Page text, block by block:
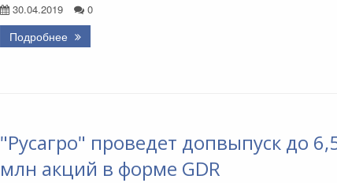
30.04.2019 0
Подробнее
"Русагро" проведет допвыпуск до
млн акций в форме GDR